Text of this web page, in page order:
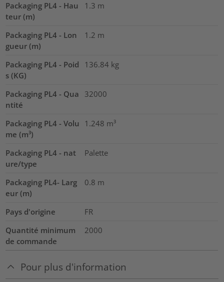
Packaging PL4 - Hau
teur (m)
1.3 m
Packaging PL4 - Lon
gueur (m)
1.2 m
Packaging PL4 - Poid
s (KG)
136.84 kg
Packaging PL4 - Qua
ntité
32000
Packaging PL4 - Volu
me (m³)
1.248 m³
Packaging PL4 - nat
ure/type
Palette
Packaging PL4- Larg
eur (m)
0.8 m
Pays d'origine
FR
Quantité minimum
de commande
2000
Pour plus d'information